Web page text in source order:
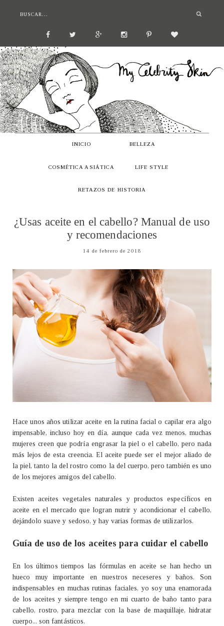
INICIO BELLEZA
COSMÉTICA ASIÁTICA LIFE STYLE
RETAZOS DE HISTORIA
¿Usas aceite en el cabello? Manual de uso
y recomendaciones
14 de febrero de 2018
Hace unos años utilizar aceite en la rutina facial o capilar era algo
impensable, incluso hoy en día, aunque cada vez menos, muchas
mujeres creen que podría engrasar la piel o el cabello, pero nada
más lejos de esta creencia. El aceite puede ser el mejor aliado de
la piel, tanto la del rostro como la del cuerpo, pero también es uno
de los mejores amigos del cabello.
Existen aceites vegetales naturales y productos específicos en
aceite en el mercado que logran nutrir y acondicionar el cabello,
dejándolo suave y sedoso, y hay varias formas de utilizarlos.
Guía de uso de los aceites para cuidar el cabello
En los últimos tiempos las fórmulas en aceite se han hecho un
hueco muy importante en nuestros neceseres y baños. Son
indispensables en muchas rutinas faciales, yo soy una enamorada
de los aceites y siempre tengo en mi cuarto de baño tanto para
cabello, rostro, para mezclar con la base de maquillaje, hidratar
cuerpo... son fantásticos.